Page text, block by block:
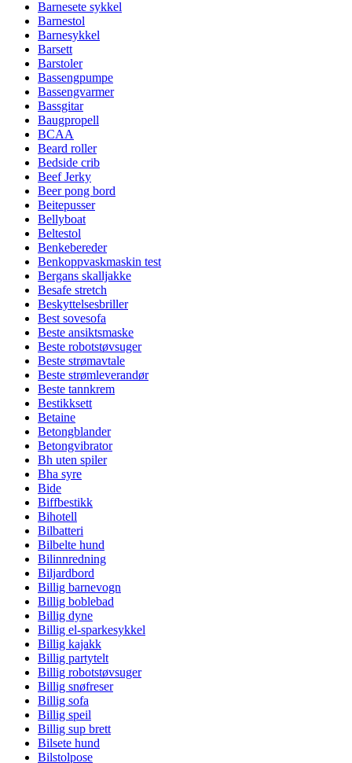
Barnesete sykkel
Barnestol
Barnesykkel
Barsett
Barstoler
Bassengpumpe
Bassengvarmer
Bassgitar
Baugpropell
BCAA
Beard roller
Bedside crib
Beef Jerky
Beer pong bord
Beitepusser
Bellyboat
Beltestol
Benkebereder
Benkoppvaskmaskin test
Bergans skalljakke
Besafe stretch
Beskyttelsesbriller
Best sovesofa
Beste ansiktsmaske
Beste robotstøvsuger
Beste strømavtale
Beste strømleverandør
Beste tannkrem
Bestikksett
Betaine
Betongblander
Betongvibrator
Bh uten spiler
Bha syre
Bide
Biffbestikk
Bihotell
Bilbatteri
Bilbelte hund
Bilinnredning
Biljardbord
Billig barnevogn
Billig boblebad
Billig dyne
Billig el-sparkesykkel
Billig kajakk
Billig partytelt
Billig robotstøvsuger
Billig snøfreser
Billig sofa
Billig speil
Billig sup brett
Bilsete hund
Bilstolpose